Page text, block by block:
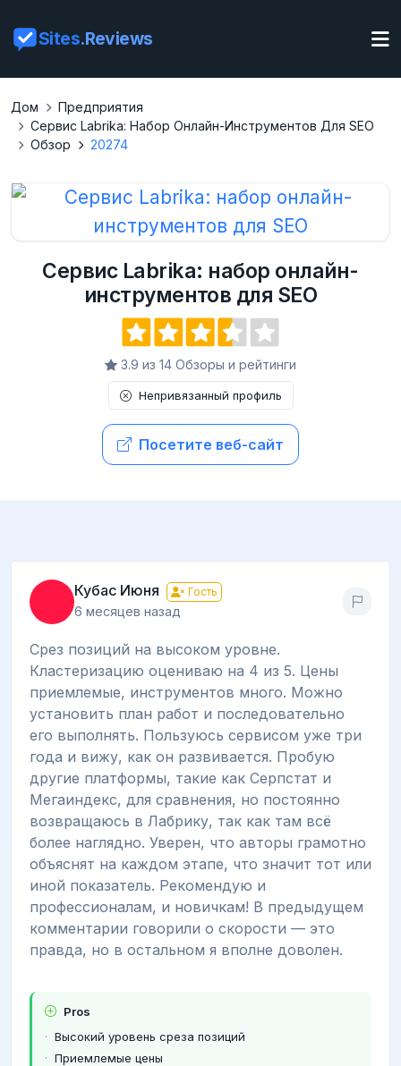
Sites.Reviews
Дом
Предприятия
Сервис Labrika: Набор Онлайн-Инструментов Для SEO
Обзор
20274
Сервис Labrika: набор онлайн-
инструментов для SEO
3.9 из 14 Обзоры и рейтинги
Непривязанный профиль
Посетите веб-сайт
Кубас Июня Гость
6 месяцев назад
Срез позиций на высоком уровне.
Кластеризацию оцениваю на 4 из 5. Цены
приемлемые, инструментов много. Можно
установить план работ и последовательно
его выполнять. Пользуюсь сервисом уже три
года и вижу, как он развивается. Пробую
другие платформы, такие как Серпстат и
Мегаиндекс, для сравнения, но постоянно
возвращаюсь в Лабрику, так как там всё
более наглядно. Уверен, что авторы грамотно
объяснят на каждом этапе, что значит тот или
иной показатель. Рекомендую и
профессионалам, и новичкам! В предыдущем
комментарии говорили о скорости — это
правда, но в остальном я вполне доволен.
Pros
Высокий уровень среза позиций
Приемлемые цены